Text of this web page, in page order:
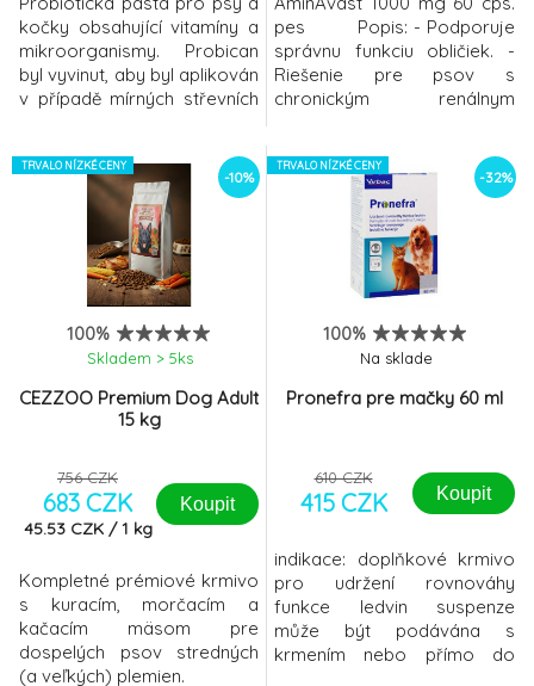
kočky obsahující vitamíny a
mikroorganismy. Probican
byl vyvinut, aby byl aplikován
v případě mírných střevních
malých zvířat prospěšnými
bakteriemi mléčného
kvašení. Charakteristika:
Světle hnědá
pasta SloženíEnterococcus
faecium a
vitamíny. AplikacePohyb kur
pes Popis: - Podporuje
správnu funkciu obličiek. -
Riešenie pre psov s
chronickým renálnym
a peptidov prejavujúcich sa
stabilizáciou a zlepšením
obličkových ukazovateľov. -
Doporučeným doplnkom
výživy pre psov s
chronickým zlyhaním
TRVALO NÍZKÉ CENY
-10%
100%
CEZZOO Premium Dog Adult
15 kg
Skladem > 5ks
756 CZK
683 CZK
45.53 CZK / 1 kg
Koupit
Kompletné prémiové krmivo
s kuracím, morčacím a
kačacím mäsom pre
dospelých psov stredných
(a veľkých) plemien.
TRVALO NÍZKÉ CENY
-32%
100%
Pronefra pre mačky 60 ml
Na sklade
610 CZK
415 CZK Koupit
indikace: doplňkové krmivo
pro udržení rovnováhy
funkce ledvin suspenze
může být podávána s
krmením nebo přímo do